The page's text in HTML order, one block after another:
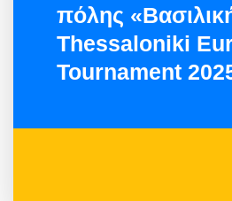
πόλης
Thessaloniki
Tournament